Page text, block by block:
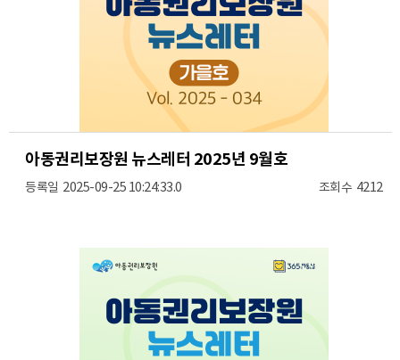
아동권리보장원 뉴스레터 2025년 9월호
2025-09-25 10:24:33.0 4212